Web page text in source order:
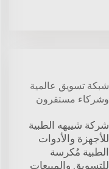
شبكة تسويق عالمية
وشركاء مستقرون
شركة شييهه الطبية
للأجهزة والأدوات
الطبية مُكرسة
للتسويق والمبيعات